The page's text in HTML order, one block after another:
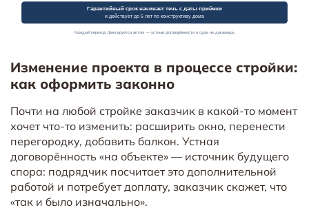
Изменение проекта в процессе стройки:
как оформить законно
Почти на любой стройке заказчик в какой-то момент
хочет что-то изменить: расширить окно, перенести
перегородку, добавить балкон. Устная
договорённость «на объекте» — источник будущего
спора: подрядчик посчитает это дополнительной
работой и потребует доплату, заказчик скажет, что
«так и было изначально».